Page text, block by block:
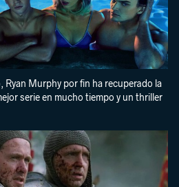
Ryan Murphy por fin ha recuperado la
serie en mucho tiempo y un thriller